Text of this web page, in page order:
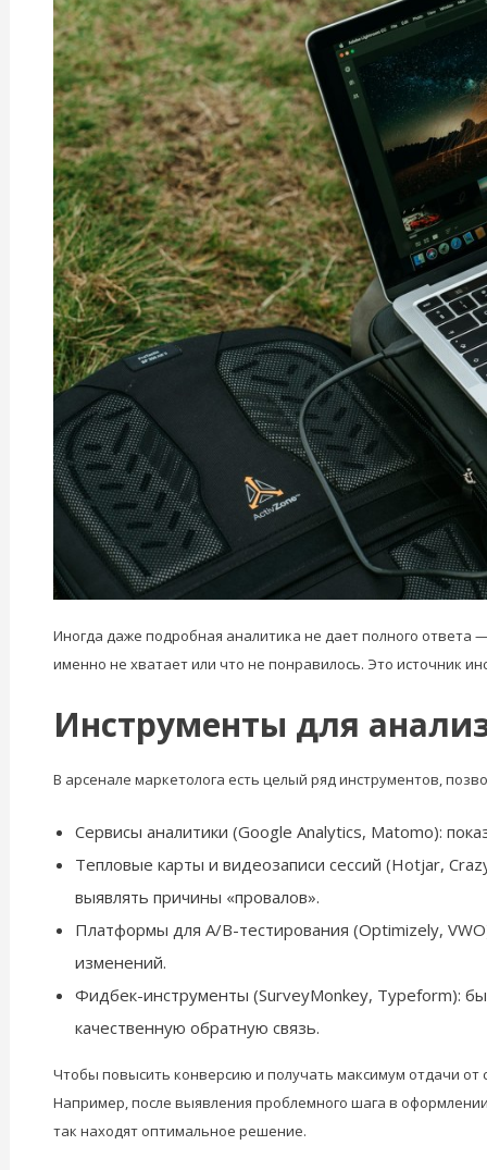
Иногда даже подробная аналитика не дает полного
именно не хватает или что не понравилось. Это источник
Инструменты для
В арсенале маркетолога есть целый ряд инструментов,
Сервисы аналитики (Google Analytics, Matomo):
Тепловые карты и видеозаписи сессий (Hotjar,
выявлять причины «провалов».
Платформы для A/B-тестирования (Optimizely,
изменений.
Фидбек-инструменты (SurveyMonkey, Typeform):
качественную обратную связь.
Чтобы повысить конверсию и получать максимум отдачи
Например, после выявления проблемного шага в
так находят оптимальное решение.